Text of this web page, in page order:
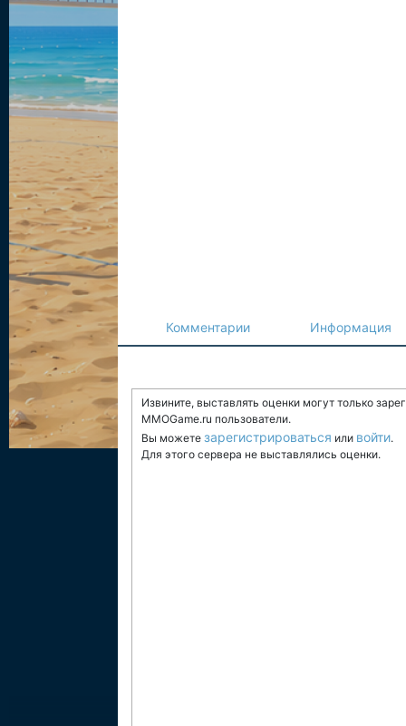
Комментарии Информация
Извините, выставлять оценки могут только
MMOGame.ru пользователи.
Вы можете зарегистрироваться или войти.
Для этого сервера не выставлялись оценки.